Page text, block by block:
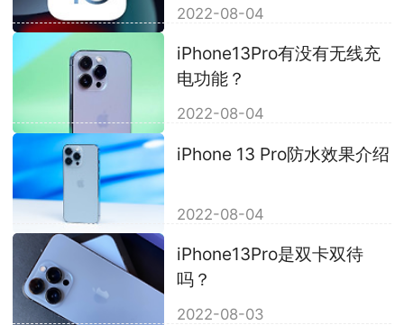
2022-08-04
iPhone13Pro有没有无线充
电功能？
2022-08-04
iPhone 13 Pro防水效果介绍
2022-08-04
iPhone13Pro是双卡双待
吗？
2022-08-03